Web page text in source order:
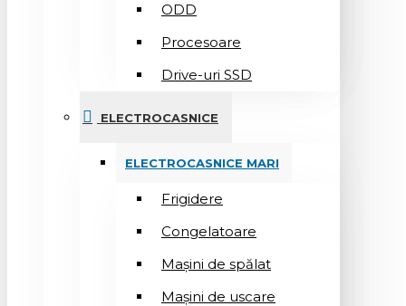
ODD
Procesoare
Drive-uri SSD
ELECTROCASNICE
ELECTROCASNICE MARI
Frigidere
Congelatoare
Mașini de spălat
Mașini de uscare